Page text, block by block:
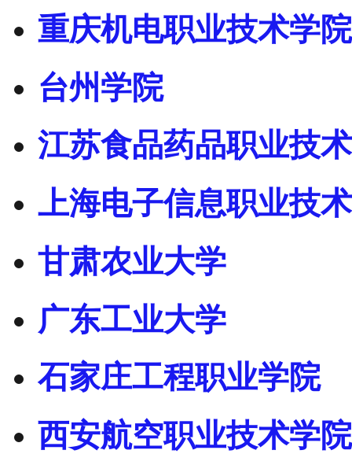
重庆机电职业技术学院
台州学院
江苏食品药品职业技
上海电子信息职业技
甘肃农业大学
广东工业大学
石家庄工程职业学院
西安航空职业技术学院